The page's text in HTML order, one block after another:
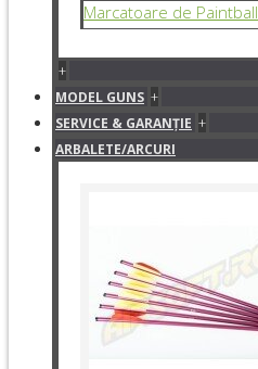
Marcatoare de Paintball
+
MODEL GUNS +
SERVICE & GARANŢIE +
ARBALETE/ARCURI